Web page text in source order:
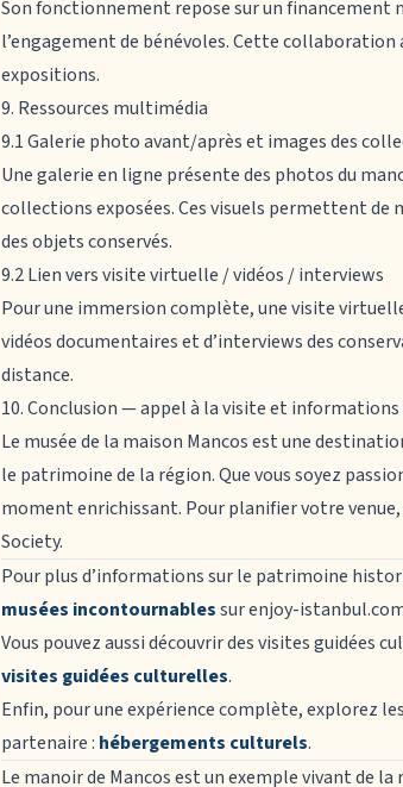
Son fonctionnement repose sur un
l’engagement de bénévoles. Cette
expositions.
9. Ressources multimédia
9.1 Galerie photo avant/après et images des
Une galerie en ligne présente des photos du
collections exposées. Ces visuels permettent
des objets conservés.
9.2 Lien vers visite virtuelle / vidéos / interviews
Pour une immersion complète, une visite
vidéos documentaires et d’interviews des
distance.
10. Conclusion — appel à la visite et
Le musée de la maison Mancosest une
le patrimoine de la région. Que vous soyez
moment enrichissant. Pour planifier votre
Society.
Pour plus d’informations sur le patrimoine
musées incontournablessur enjoy-
Vous pouvez aussi découvrir des visites guidées
visites guidées culturelles.
Enfin, pour une expérience complète, explorez
partenaire : hébergements culturels.
Le manoir de Mancosest un exemple vivant de la